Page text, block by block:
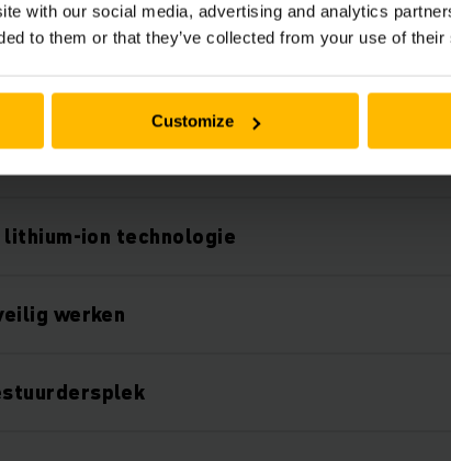
with our social media, advertising and analytics
to them or that they’ve collected from your use of
Customize
Features
ion technologie
werken